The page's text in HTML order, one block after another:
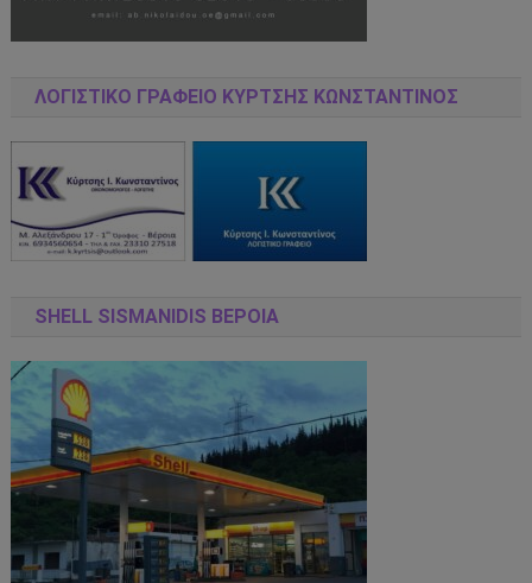
ΛΟΓΙΣΤΙΚΌ ΓΡΑΦΕΊΟ ΚΎΡΤΣΗΣ ΚΩΝΣΤΑΝΤΊΝΟΣ
SHELL SISMANIDIS ΒΕΡΟΙΑ